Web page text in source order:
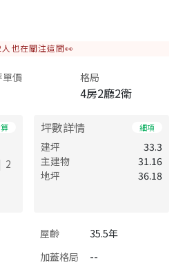
人也在關注這間👀
單價 格局
4房2廳2衛
2
坪數詳情 細項
建坪
33.3
主建物
31.16
地坪
36.18
屋齡
35.5年
加蓋格局
--